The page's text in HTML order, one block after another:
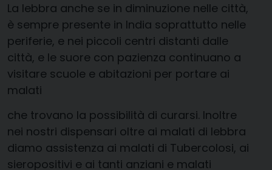
La lebbra anche se in diminuzione nelle città,
è sempre presente in India soprattutto nelle
periferie, e nei piccoli centri distanti dalle
città, e le suore con pazienza continuano a
visitare scuole e abitazioni per portare ai
malati
che trovano la possibilità di curarsi. Inoltre
nei nostri dispensari oltre ai malati di lebbra
diamo assistenza ai malati di Tubercolosi, ai
sieropositivi e ai tanti anziani e malati